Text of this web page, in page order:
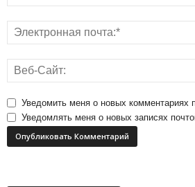
Уведомить меня о новых комментариях
Уведомлять меня о новых записях